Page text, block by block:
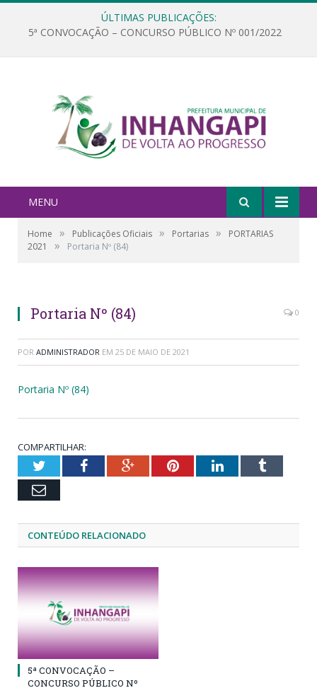
ÚLTIMAS PUBLICAÇÕES:
5ª CONVOCAÇÃO – CONCURSO PÚBLICO Nº 001/2022
MENU
Home » Publicações Oficiais » Portarias »
PORTARIAS
2021
» Portaria Nº (84)
Portaria Nº (84) 0
POR ADMINISTRADOR EM 25 DE MAIO DE 2021
Portaria Nº (84)
COMPARTILHAR:
TwitterFacebookGoogle+PinterestLinkedInTumblr
Email
CONTEÚDO RELACIONADO
5ª CONVOCAÇÃO –
CONCURSO PÚBLICO Nº